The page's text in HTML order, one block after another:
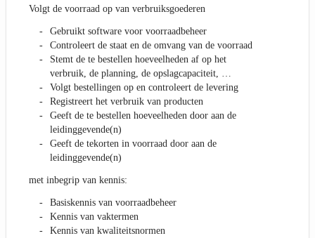
Volgt de voorraad op van verbruiksgoederen
Gebruikt software voor voorraadbeheer
Controleert de staat en de omvang van de voorraad
Stemt de te bestellen hoeveelheden af op het
verbruik, de planning, de opslagcapaciteit, …
Volgt bestellingen op en controleert de levering
Registreert het verbruik van producten
Geeft de te bestellen hoeveelheden door aan de
leidinggevende(n)
Geeft de tekorten in voorraad door aan de
leidinggevende(n)
met inbegrip van kennis:
Basiskennis van voorraadbeheer
Kennis van vaktermen
Kennis van kwaliteitsnormen